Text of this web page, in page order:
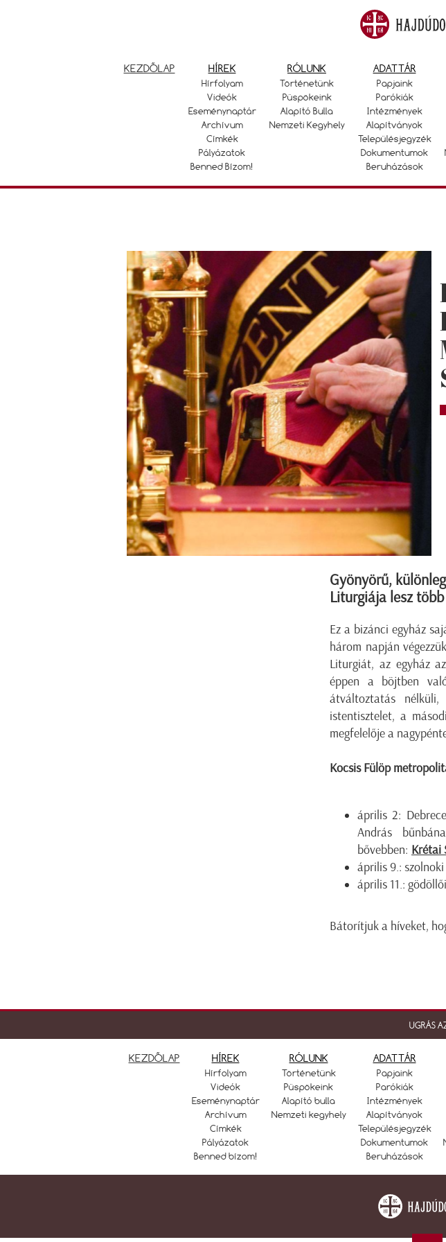
KEZDŐLAP HÍREK
Hírfolyam
Videók
Eseménynaptár
Archívum
Címkék
Pályázatok
Benned Bízom!
RÓLUNK
Történetünk
Püspökeink
Alapító Bulla
Nemzeti Kegyhely
ADATTÁR
Papjaink
Parókiák
Intézmények
Alapítványok
Településjegyzék
Dokumentumok
Beruházások
Gyönyörű,
Liturgiája lesz
Ez a bizánci egyház
három napján
Liturgiát, az egyház
éppen a böjtben
átváltoztatás
istentisztelet, a
megfelelője a
Kocsis Fülöp
április 2:
András
bővebben: Krétai
április 9.:
április 11.:
Bátorítjuk a híveket,
UGRÁS
KEZDŐLAP HÍREK
Hírfolyam
Videók
Eseménynaptár
Archívum
Címkék
Pályázatok
Benned bízom!
RÓLUNK
Történetünk
Püspökeink
Alapító bulla
Nemzeti kegyhely
ADATTÁR
Papjaink
Parókiák
Intézmények
Alapítványok
Településjegyzék
Dokumentumok
Beruházások